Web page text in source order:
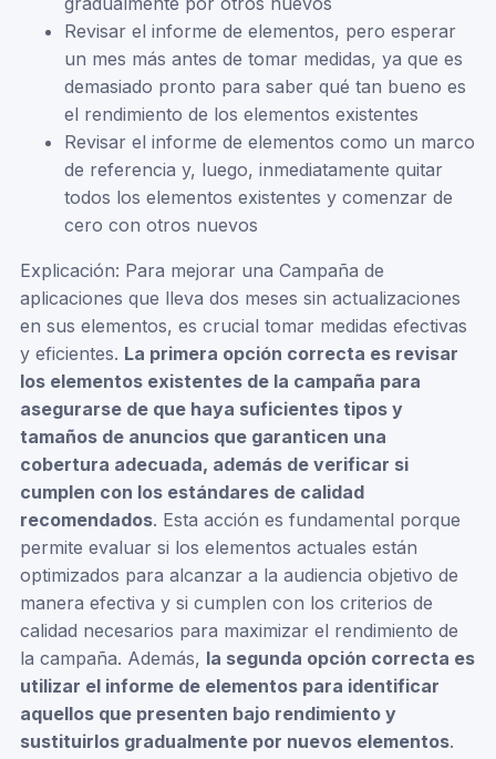
Revisar el informe de elementos, pero esperar
un mes más antes de tomar medidas, ya que es
demasiado pronto para saber qué tan bueno es
el rendimiento de los elementos existentes
Revisar el informe de elementos como un marco
de referencia y, luego, inmediatamente quitar
todos los elementos existentes y comenzar de
cero con otros nuevos
Explicación: Para mejorar una Campaña de
aplicaciones que lleva dos meses sin actualizaciones
en sus elementos, es crucial tomar medidas efectivas
y eficientes. La primera opción correcta es revisar
los elementos existentes de la campaña para
asegurarse de que haya suficientes tipos y
tamaños de anuncios que garanticen una
cobertura adecuada, además de verificar si
cumplen con los estándares de calidad
recomendados. Esta acción es fundamental porque
permite evaluar si los elementos actuales están
optimizados para alcanzar a la audiencia objetivo de
manera efectiva y si cumplen con los criterios de
calidad necesarios para maximizar el rendimiento de
la campaña. Además, la segunda opción correcta es
utilizar el informe de elementos para identificar
aquellos que presenten bajo rendimiento y
sustituirlos gradualmente por nuevos elementos.